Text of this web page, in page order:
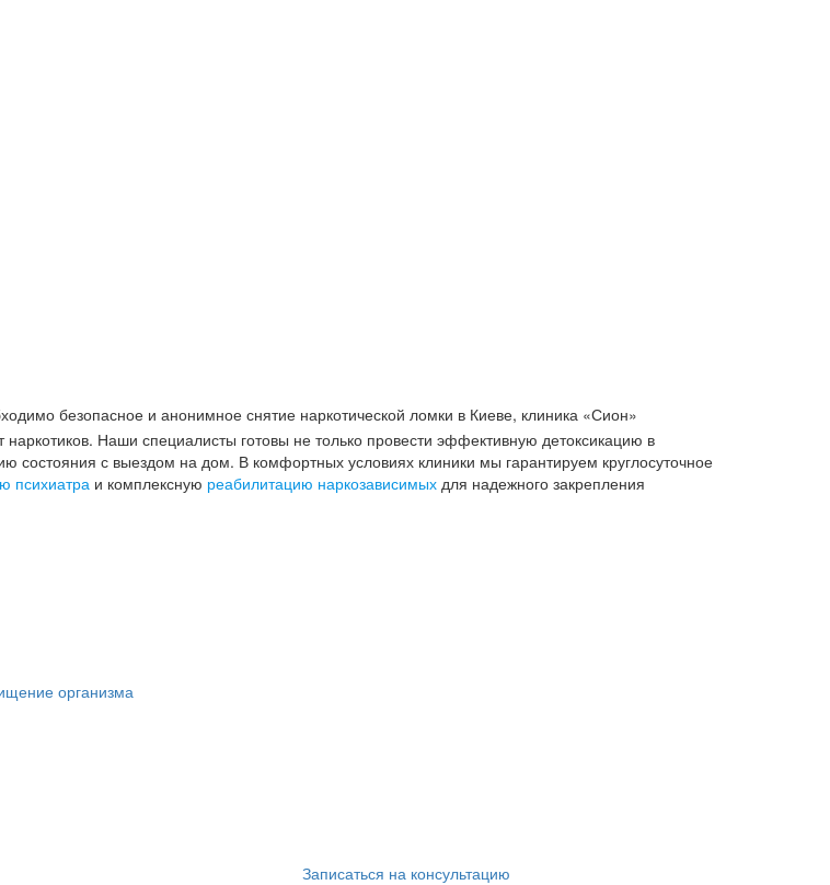
безопасное и анонимное снятие наркотической ломки в Киеве, клиника «Сион»
Наши специалисты готовы не только провести эффективную детоксикацию в
состояния с выездом на дом. В комфортных условиях клиники мы гарантируем круглосуточное
психиатра и комплексную реабилитацию наркозависимых для надежного закрепления
организма
Записаться на консультацию